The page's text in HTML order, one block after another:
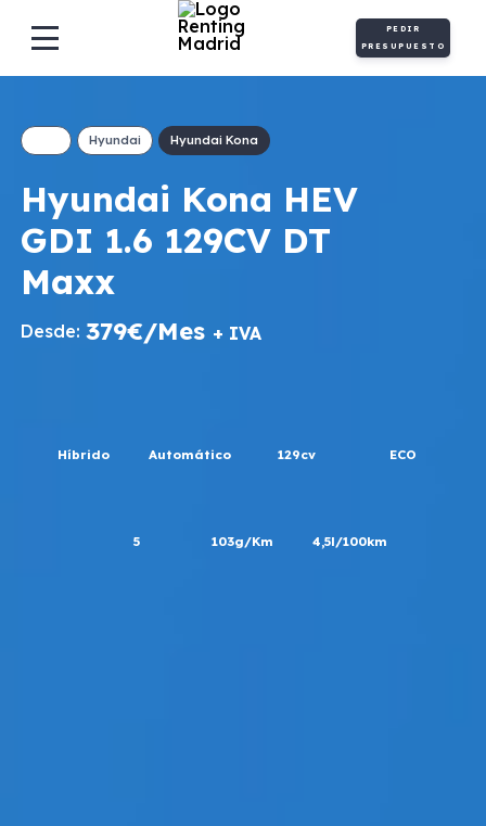
PEDIR
PRESUPUESTO
Hyundai Hyundai Kona
Hyundai Kona HEV
GDI 1.6 129CV DT
Maxx
Desde: 379€/Mes + IVA
Híbrido Automático 129cv ECO
5 103g/Km 4,5l/100km